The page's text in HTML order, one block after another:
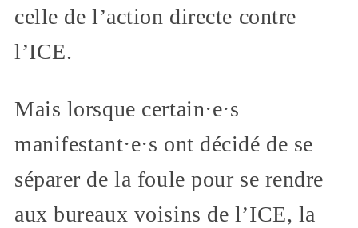
celle de l’action directe contre
l’ICE.
Mais lorsque certain·e·s
manifestant·e·s ont décidé de se
séparer de la foule pour se rendre
aux bureaux voisins de l’ICE, la